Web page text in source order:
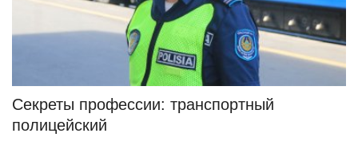
Секреты профессии: транспортный
полицейский